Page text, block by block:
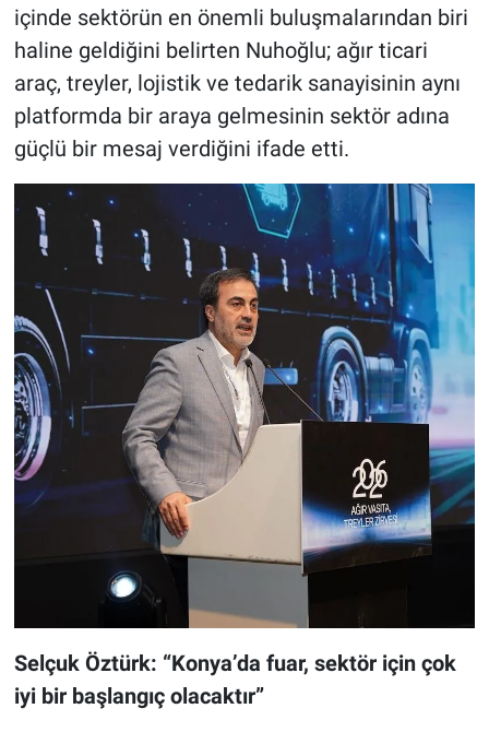
içinde sektörün en önemli buluşmalarından biri
haline geldiğini belirten Nuhoğlu; ağır ticari
araç, treyler, lojistik ve tedarik sanayisinin aynı
platformda bir araya gelmesinin sektör adına
güçlü bir mesaj verdiğini ifade etti.
Selçuk Öztürk: “Konya’da fuar, sektör için çok
iyi bir başlangıç olacaktır”